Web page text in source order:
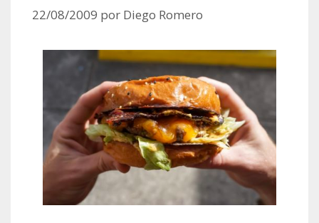
22/08/2009 por Diego Romero